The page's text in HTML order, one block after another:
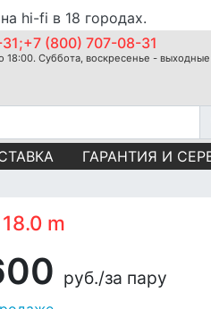
hi-fi в 18 городах.
(800) 707-08-31
18:00. Суббота, воскресенье - выходные
ГАРАНТИЯ И
m
руб./за пару